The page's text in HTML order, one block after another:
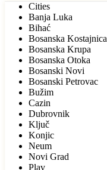
Cities
Banja Luka
Bihać
Bosanska Kostajnica
Bosanska Krupa
Bosanska Otoka
Bosanski Novi
Bosanski Petrovac
Bužim
Cazin
Dubrovnik
Ključ
Konjic
Neum
Novi Grad
Plav